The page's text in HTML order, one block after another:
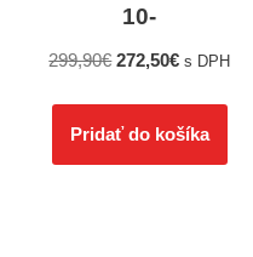
10-
299,90€ 272,50€ s DPH
Pridať do košíka